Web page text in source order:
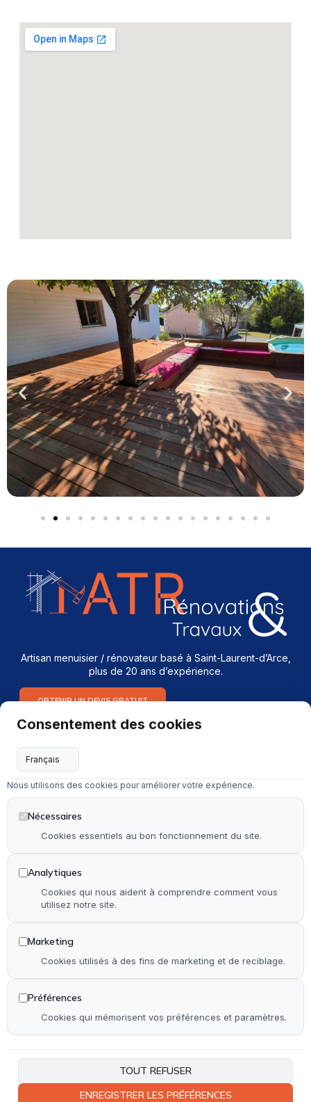
Artisan menuisier / rénovateur basé à Saint-Laurent-d’Arce,
plus de 20 ans d’expérience.
OBTENIR UN DEVIS GRATUIT
Services
Menuiserie intérieure & extérieure
Dépannage en serrurerie et vitrerie
Installation & rénovation de salle de bain
Installation & rénovation de cuisine
Pose de terrasse & contour de piscine en bois
Pose de parquet (stratifié, PVC et bois)
Autre
Accueil
Qui suis-je ?
Consentement des cookies
Nous utilisons des cookies pour améliorer votre expérience.
Nécessaires
Cookies essentiels au bon fonctionnement du site.
Analytiques
Cookies qui nous aident à comprendre comment vous
utilisez notre site.
Marketing
Cookies utilisés à des fins de marketing et de reciblage.
Préférences
Cookies qui mémorisent vos préférences et paramètres.
TOUT REFUSER
ENREGISTRER LES PRÉFÉRENCES